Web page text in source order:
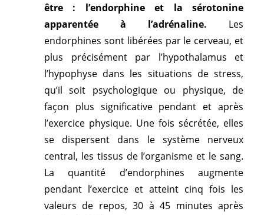
être : l’endorphine et la sérotonine
apparentée à l’adrénaline. Les
endorphines sont libérées par le cerveau, et
plus précisément par l’hypothalamus et
l’hypophyse dans les situations de stress,
qu’il soit psychologique ou physique, de
façon plus significative pendant et après
l’exercice physique. Une fois sécrétée, elles
se dispersent dans le système nerveux
central, les tissus de l’organisme et le sang.
La quantité d’endorphines augmente
pendant l’exercice et atteint cinq fois les
valeurs de repos, 30 à 45 minutes après